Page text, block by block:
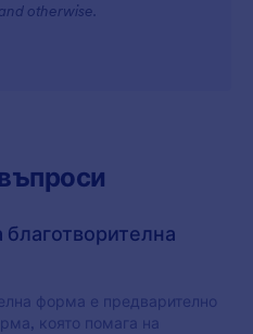
otherwise.
форма е предварително
която помага на